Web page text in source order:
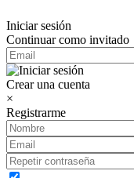
Iniciar sesión
Continuar como invitado
Crear una cuenta
×
Registrarme